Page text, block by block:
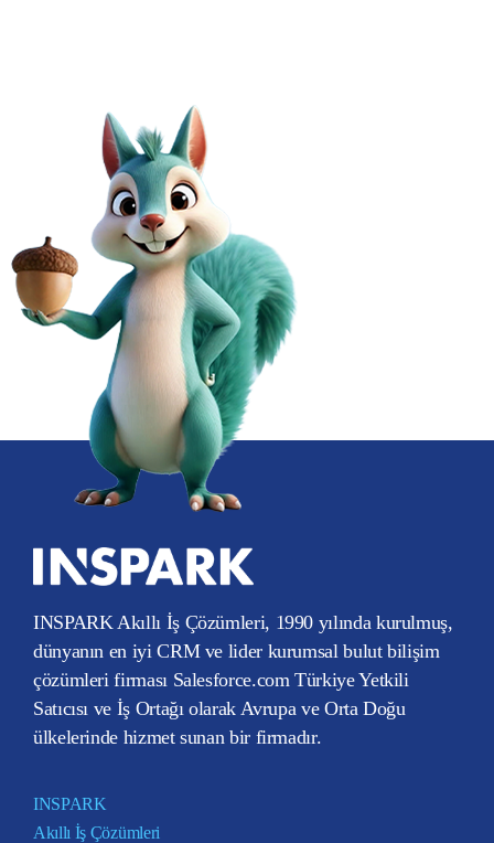
INSPARK Akıllı İş Çözümleri, 1990 yılında kurulmuş,
dünyanın en iyi CRM ve lider kurumsal bulut bilişim
çözümleri firması Salesforce.com Türkiye Yetkili
Satıcısı ve İş Ortağı olarak Avrupa ve Orta Doğu
ülkelerinde hizmet sunan bir firmadır.
INSPARK
Akıllı İş Çözümleri